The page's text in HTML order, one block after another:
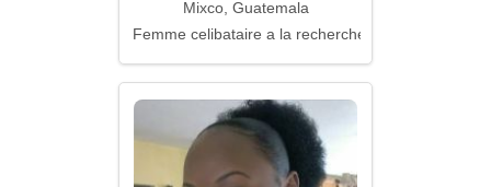
Mixco, Guatemala
Femme celibataire a la recherche d'un mari